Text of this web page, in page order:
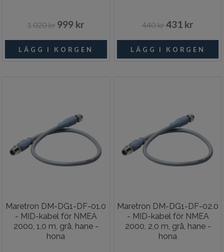
1 020 kr 999 kr 440 kr431 kr
Maretron DM-DG1-DF-01.0
- MID-kabel för NMEA
2000, 1,0 m, grå, hane -
hona
Maretron DM-DG1-DF-02.0
- MID-kabel för NMEA
2000, 2,0 m, grå, hane -
hona